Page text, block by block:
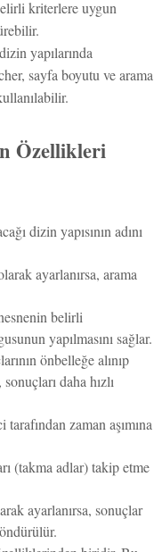
yapılarında
sayfa boyutu ve arama
ayarlanırsa, arama
belirli
yapılmasını sağlar.
önbelleğe alınıp
daha hızlı
zaman aşımına
(takma adlar) takip etme
ayarlanırsa, sonuçlar
biridir. Bu